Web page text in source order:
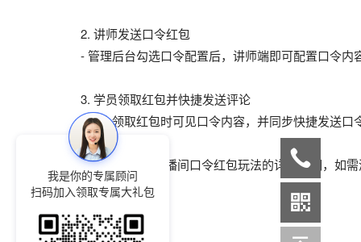
2. 讲师发送口令红包
- 管理后台勾选口令配置后，讲师端即可配置口令
3. 学员领取红包并快捷发送评论
- 观众领取红包时可见口令内容，并同步快捷发送口
以上是小鹅通直播间口令红包玩法的详细说明，如
我是你的专属顾问
扫码加入领取专属大礼包